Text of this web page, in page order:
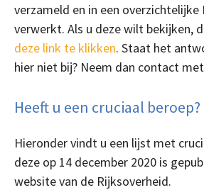
verzameld en in een overzichtelijke
verwerkt. Als u deze wilt bekijken,
deze link te klikken. Staat het
hier niet bij? Neem dan contact
Heeft u een cruciaal beroep?
Hieronder vindt u een lijst met
deze op 14 december 2020 is
website van de Rijksoverheid.